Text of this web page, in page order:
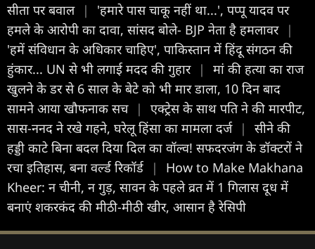
सीता पर बवाल |
'हमारे पास चाकू नहीं था...', पप्पू यादव पर
हमले के आरोपी का दावा, सांसद बोले- BJP नेता है हमलावर |
'हमें संविधान के अधिकार चाहिए', पाकिस्तान में हिंदू संगठन की
हुंकार... UN से भी लगाई मदद की गुहार |
मां की हत्या का राज
खुलने के डर से 6 साल के बेटे को भी मार डाला, 10 दिन बाद
सामने आया खौफनाक सच |
एक्ट्रेस के साथ पति ने की मारपीट,
सास-ननद ने रखे गहने, घरेलू हिंसा का मामला दर्ज |
सीने की
हड्डी काटे बिना बदल दिया दिल का वॉल्व! सफदरजंग के डॉक्टरों ने
रचा इतिहास, बना वर्ल्ड रिकॉर्ड
|
How to Make Makhana
Kheer: न चीनी, न गुड़, सावन के पहले व्रत में 1 गिलास दूध में
बनाएं शकरकंद की मीठी-मीठी खीर, आसान है रेसिपी